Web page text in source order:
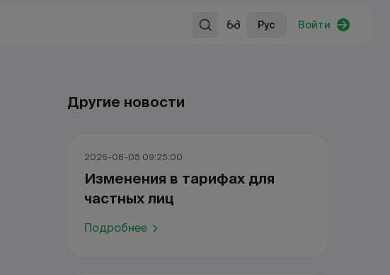
Рус Войти
Другие новости
2026-08-05 09:25:00
Изменения в тарифах для
частных лиц
Подробнее